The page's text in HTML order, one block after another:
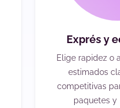
Exprés y
Elige rapidez o
estimados
competitivas
paquetes y